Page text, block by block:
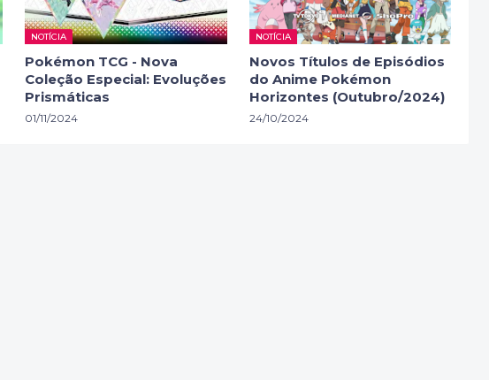
NOTÍCIA
Pokémon TCG - Nova
Coleção Especial: Evoluções
Prismáticas
01/11/2024
NOTÍCIA
Novos Títulos de Episódios
do Anime Pokémon
Horizontes (Outubro/2024)
24/10/2024